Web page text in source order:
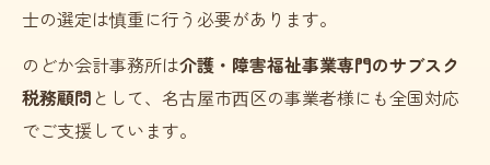
士の選定は慎重に行う必要があります。
のどか会計事務所は介護・障害福祉事業専門のサブスク
税務顧問 として、名古屋市西区の事業者様にも全国対応
でご支援しています。